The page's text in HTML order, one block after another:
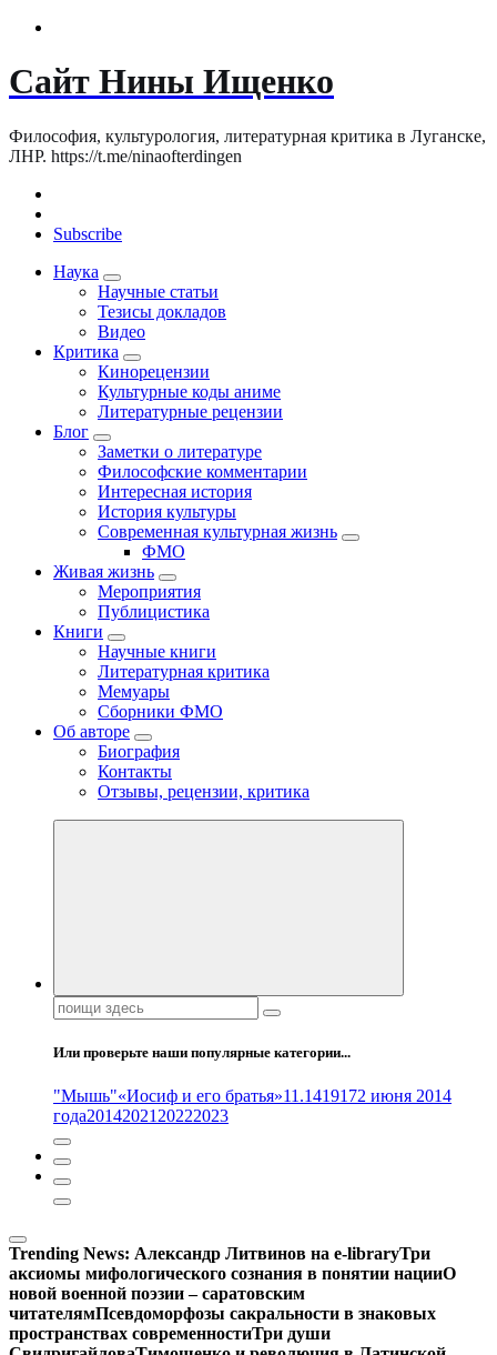
Сайт Нины Ищенко
Философия, культурология, литературная критика в Луганске,
ЛНР. https://t.me/ninaofterdingen
Subscribe
Наука
Научные статьи
Тезисы докладов
Видео
Критика
Кинорецензии
Культурные коды аниме
Литературные рецензии
Блог
Заметки о литературе
Философские комментарии
Интересная история
История культуры
Современная культурная жизнь
ФМО
Живая жизнь
Мероприятия
Публицистика
Книги
Научные книги
Литературная критика
Мемуары
Сборники ФМО
Об авторе
Биография
Контакты
Отзывы, рецензии, критика
Поиск:
Или проверьте наши популярные категории...
"Мышь"«Иосиф и его братья»11.1419172 июня 2014
года20142021 20222023
Trending News: Александр Литвинов на e-libraryТри
аксиомы мифологического сознания в понятии нацииО
новой военной поэзии – саратовским
читателямПсевдоморфозы сакральности в знаковых
пространствах современностиТри души